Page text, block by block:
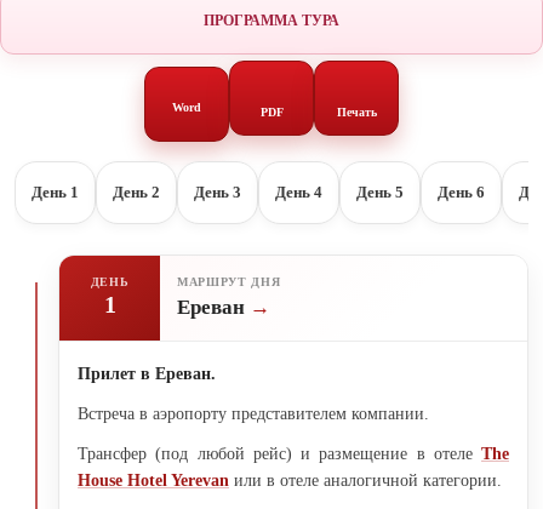
ПРОГРАММА ТУРА
Word PDF Печать
День 1 День 2 День 3 День 4 День 5 День 6
ДЕНЬ
1
МАРШРУТ ДНЯ
Ереван
Прилет в Ереван.
Встреча в аэропорту представителем компании.
Трансфер (под любой рейс) и размещение в отеле The
House Hotel Yerevan или в отеле аналогичной категории.